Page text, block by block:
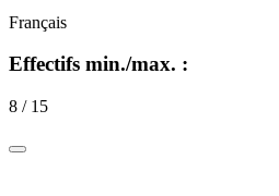
Français
Effectifs min./max. :
8 / 15